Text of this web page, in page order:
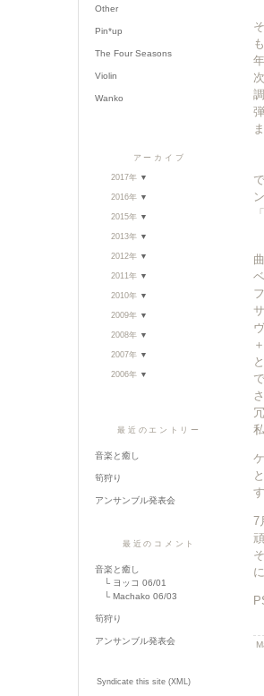
す
7
Other
Pin*up
The Four Seasons
Violin
Wanko
アーカイブ
2017年 ▼
2016年 ▼
2015年 ▼
2013年 ▼
2012年 ▼
2011年 ▼
2010年 ▼
2009年 ▼
2008年 ▼
2007年 ▼
2006年 ▼
最近のエントリー
音楽と癒し
筍狩り
アンサンブル発表会
最近のコメント
音楽と癒し
└ ヨッコ 06/01
└ Machako 06/03
筍狩り
アンサンブル発表会
Syndicate this site (XML)